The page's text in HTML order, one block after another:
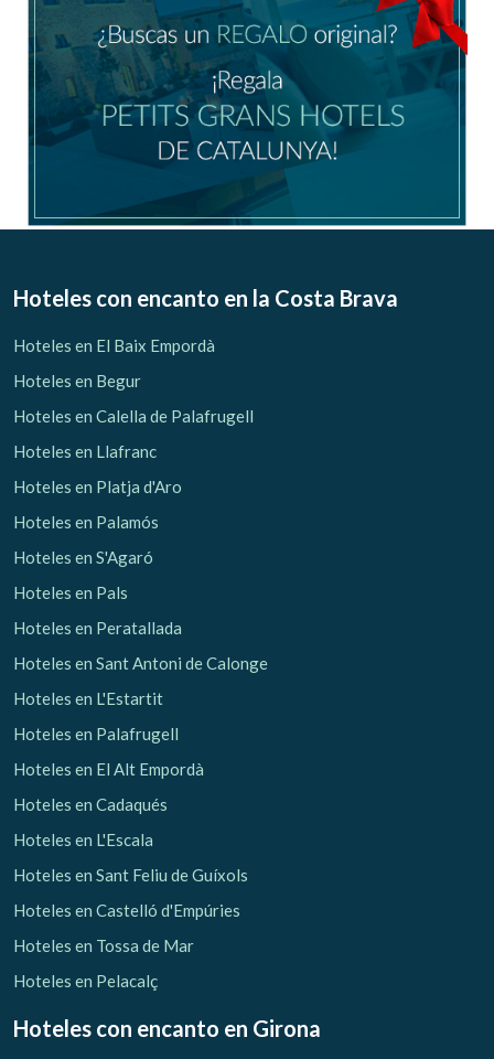
Gestionar mi reserva
Hoteles con encanto en la Costa Brava
Hoteles en El Baix Empordà
Hoteles en Begur
Hoteles en Calella de Palafrugell
Hoteles en Llafranc
Hoteles en Platja d'Aro
Hoteles en Palamós
Hoteles en S'Agaró
Hoteles en Pals
Hoteles en Peratallada
Hoteles en Sant Antoni de Calonge
Hoteles en L'Estartit
Hoteles en Palafrugell
Hoteles en El Alt Empordà
Hoteles en Cadaqués
Hoteles en L'Escala
Hoteles en Sant Feliu de Guíxols
Hoteles en Castelló d'Empúries
Hoteles en Tossa de Mar
Hoteles en Pelacalç
Hoteles con encanto en Girona